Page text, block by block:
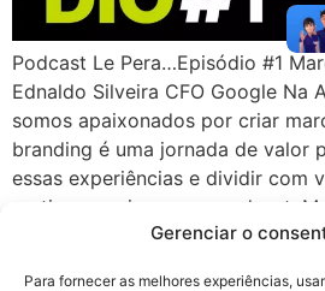
Gerenciar o
Para fornecer as melhores experiências,
Podcast Le Pera…Episódio #1
Ednaldo Silveira CFO Google Na
somos apaixonados por criar
branding é uma jornada de valor
essas experiências e dividir com
motivou a criar nosso podcast.
nesta jornada de […]